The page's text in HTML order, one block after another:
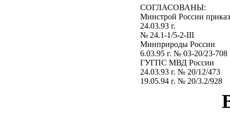
СОГЛАСОВАНЫ:
Минстрой России
24.03.93 г.
№ 24.1-1/5-2-III
Минприроды России
6.03.95 г. № 03-20/23-708
ГУГПС МВД России
24.03.93 г. № 20/12/473
19.05.94 г. № 20/3.2/928